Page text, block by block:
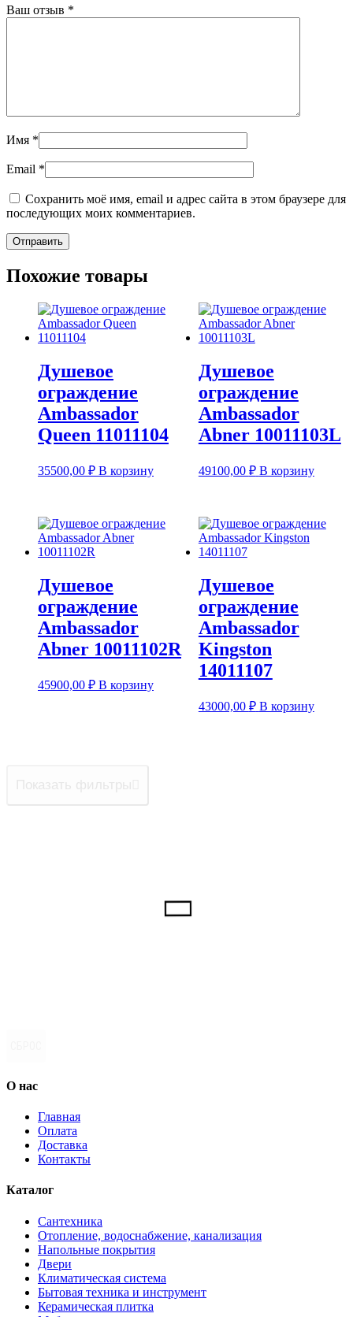
Ваш отзыв *
Имя *
Email *
Сохранить моё имя, email и адрес сайта в этом браузере для
последующих моих комментариев.
Похожие товары
Душевое
ограждение
Ambassador
Queen 11011104
35500,00 ₽ В корзину
Душевое
ограждение
Ambassador
Abner 10011103L
49100,00 ₽ В корзину
Душевое
ограждение
Ambassador
Abner 10011102R
45900,00 ₽ В корзину
Душевое
ограждение
Ambassador
Kingston
14011107
43000,00 ₽ В корзину
О нас
Главная
Оплата
Доставка
Контакты
Каталог
Сантехника
Отопление, водоснабжение, канализация
Напольные покрытия
Двери
Климатическая система
Бытовая техника и инструмент
Керамическая плитка